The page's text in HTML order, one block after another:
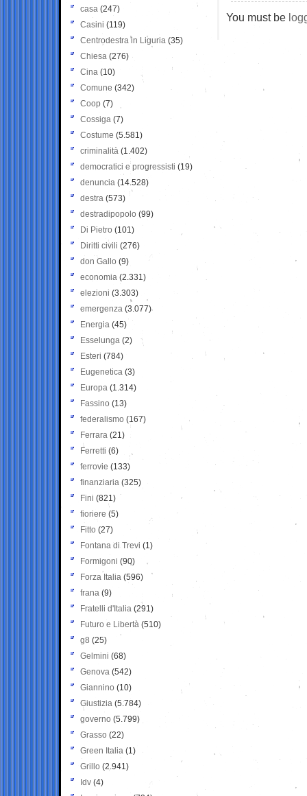
You must be
casa (247)
Casini (119)
Centrodestra in Liguria (35)
Chiesa (276)
Cina (10)
Comune (342)
Coop (7)
Cossiga (7)
Costume (5.581)
criminalità (1.402)
democratici e progressisti (19)
denuncia (14.528)
destra (573)
destradipopolo (99)
Di Pietro (101)
Diritti civili (276)
don Gallo (9)
economia (2.331)
elezioni (3.303)
emergenza (3.077)
Energia (45)
Esselunga (2)
Esteri (784)
Eugenetica (3)
Europa (1.314)
Fassino (13)
federalismo (167)
Ferrara (21)
Ferretti (6)
ferrovie (133)
finanziaria (325)
Fini (821)
fioriere (5)
Fitto (27)
Fontana di Trevi (1)
Formigoni (90)
Forza Italia (596)
frana (9)
Fratelli d'Italia (291)
Futuro e Libertà (510)
g8 (25)
Gelmini (68)
Genova (542)
Giannino (10)
Giustizia (5.784)
governo (5.799)
Grasso (22)
Green Italia (1)
Grillo (2.941)
Idv (4)